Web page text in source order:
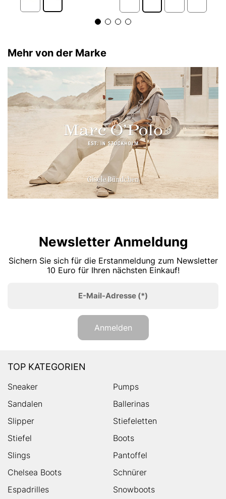
Mehr von der Marke
Newsletter Anmeldung
Sichern Sie sich für die Erstanmeldung zum Newsletter
10 Euro für Ihren nächsten Einkauf!
E-Mail-Adresse (*)
Anmelden
TOP KATEGORIEN
Sneaker
Pumps
Sandalen
Ballerinas
Slipper
Stiefeletten
Stiefel
Boots
Slings
Pantoffel
Chelsea Boots
Schnürer
Espadrilles
Snowboots